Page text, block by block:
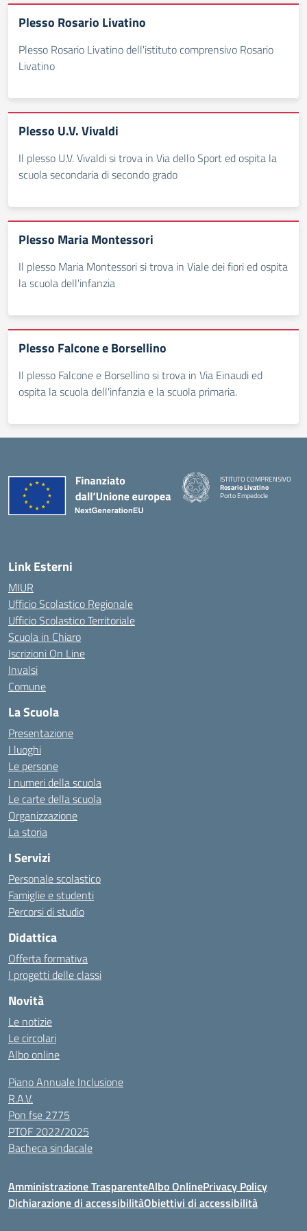
Plesso Rosario Livatino
Plesso Rosario Livatino dell'istituto comprensivo Rosario
Livatino
Plesso U.V. Vivaldi
Il plesso U.V. Vivaldi si trova in Via dello Sport ed ospita la
scuola secondaria di secondo grado
Plesso Maria Montessori
Il plesso Maria Montessori si trova in Viale dei fiori ed ospita
la scuola dell'infanzia
Plesso Falcone e Borsellino
Il plesso Falcone e Borsellino si trova in Via Einaudi ed
ospita la scuola dell'infanzia e la scuola primaria.
ISTITUTO COMPRENSIVO
Rosario Livatino
Porto Empedocle
Link Esterni
MIUR
Ufficio Scolastico Regionale
Ufficio Scolastico Territoriale
Scuola in Chiaro
Iscrizioni On Line
Invalsi
Comune
La Scuola
Presentazione
I luoghi
Le persone
I numeri della scuola
Le carte della scuola
Organizzazione
La storia
I Servizi
Personale scolastico
Famiglie e studenti
Percorsi di studio
Didattica
Offerta formativa
I progetti delle classi
Novità
Le notizie
Le circolari
Albo online
Piano Annuale Inclusione
R.A.V.
Pon fse 2775
PTOF 2022/2025
Bacheca sindacale
Amministrazione TrasparenteAlbo OnlinePrivacy Policy
Dichiarazione di accessibilitàObiettivi di accessibilità